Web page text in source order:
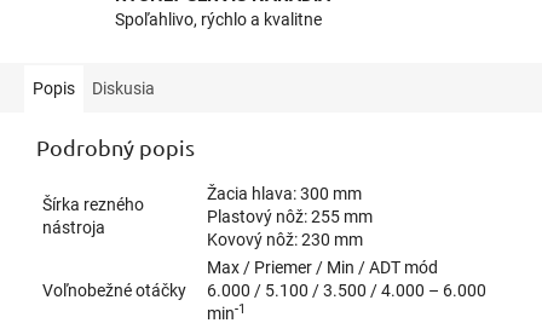
Spoľahlivo, rýchlo a kvalitne
Popis Diskusia
Podrobný popis
Šírka rezného
nástroja
Žacia hlava: 300 mm
Plastový nôž: 255 mm
Kovový nôž: 230 mm
Voľnobežné otáčky
Max / Priemer / Min / ADT mód
6.000 / 5.100 / 3.500 / 4.000 – 6.000
min-1